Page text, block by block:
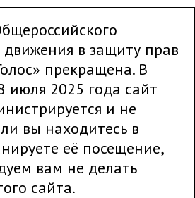
в защиту прав
прекращена. В
июля 2025 года сайт
и не
вы находитесь в
её посещение,
вам не делать
сайта.